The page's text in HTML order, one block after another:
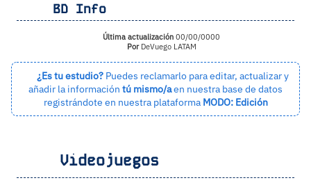
BD Info
Última actualización 00/00/0000
PorDeVuego LATAM
¿Es tu estudio? Puedes reclamarlo para editar, actualizar y
añadir la información tú mismo/aen nuestra base de datos
registrándote en nuestra plataforma MODO: Edición
Videojuegos